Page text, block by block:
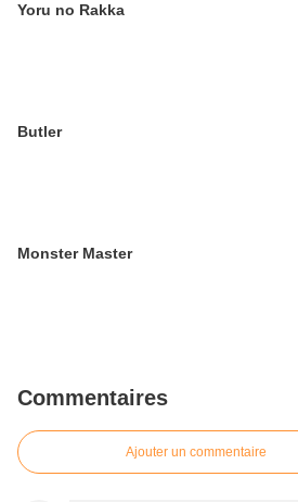
Yoru no Rakka
Butler
Monster Master
Commentaires
Ajouter un commentaire